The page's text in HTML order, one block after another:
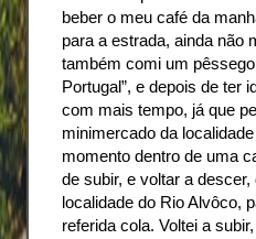
beber o meu café da
para a estrada, ainda não
também comi um
Portugal”, e depois de ter
com mais tempo, já que
minimercado da
momento dentro de uma
de subir, e voltar a
localidade do Rio Alvôco,
referida cola. Voltei a